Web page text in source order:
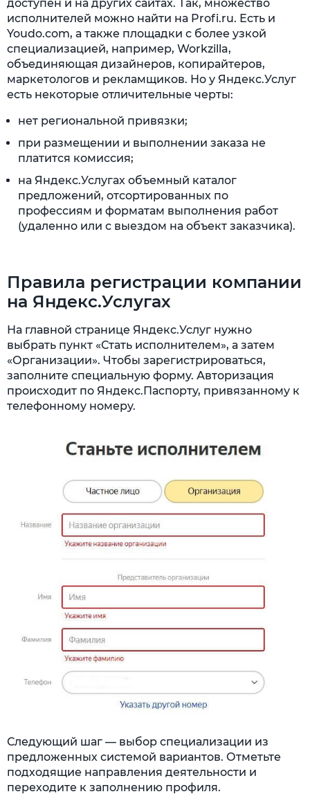
доступен и на других сайтах. Так, множество
исполнителей можно найти на Profi.ru. Есть и
Youdo.com, а также площадки с более узкой
специализацией, например, Workzilla,
объединяющая дизайнеров, копирайтеров,
маркетологов и рекламщиков. Но у Яндекс.Услуг
есть некоторые отличительные черты:
нет региональной привязки;
при размещении и выполнении заказа не
платится комиссия;
на Яндекс.Услугах объемный каталог
предложений, отсортированных по
профессиям и форматам выполнения работ
(удаленно или с выездом на объект заказчика).
Правила регистрации компании
на Яндекс.Услугах
На главной странице Яндекс.Услуг нужно
выбрать пункт «Стать исполнителем», а затем
«Организации». Чтобы зарегистрироваться,
заполните специальную форму. Авторизация
происходит по Яндекс.Паспорту, привязанному к
телефонному номеру.
Следующий шаг — выбор специализации из
предложенных системой вариантов. Отметьте
подходящие направления деятельности и
переходите к заполнению профиля.